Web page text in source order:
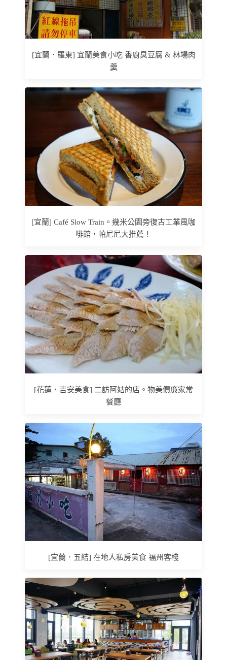
[宜蘭．羅東] 宜蘭美食小吃 香廚臭豆腐 & 林場肉
羹
[宜蘭] Café Slow Train。幾米公園旁復古工業風咖
啡館，帕尼尼大推薦！
[花蓮．吉安美食] 二訪阿姑的店。物美價廉家常
餐廳
[宜蘭．五結] 在地人私房美食 福州客棧